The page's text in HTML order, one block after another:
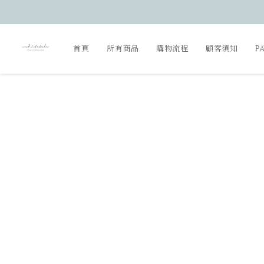
首頁 所有商品 購物流程 顧客須知